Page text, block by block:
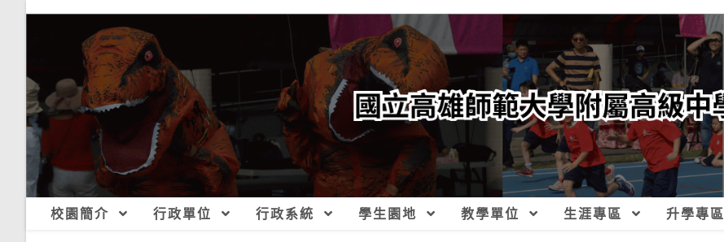
校園簡介 行政單位 行政系統 學生園地 教學單位 生涯專區 升學專區